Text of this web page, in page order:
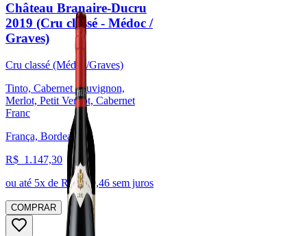
Château Branaire-Ducru
2019 (Cru classé - Médoc /
Graves)
Cru classé (Médoc/Graves)
Tinto, Cabernet Sauvignon,
Merlot, Petit Verdot, Cabernet
Franc
França, Bordeaux
R$ 1.147,30
ou até 5x de R$ 229,46 sem juros
COMPRAR